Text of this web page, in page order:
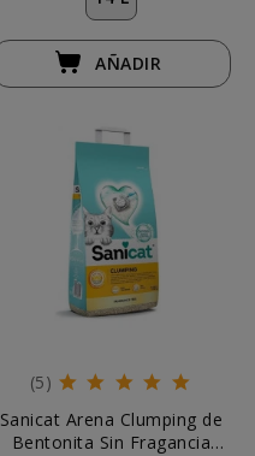
AÑADIR
(5)
Sanicat Arena Clumping de
Bentonita Sin Fragancia